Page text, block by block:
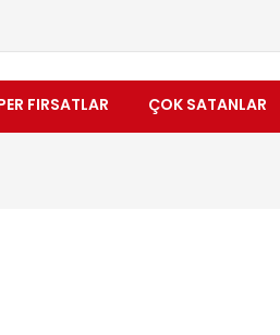
FIRSATLAR ÇOK SATANLAR